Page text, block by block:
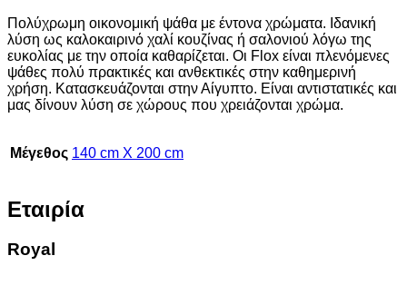
Πολύχρωμη οικονομική ψάθα με έντονα χρώματα. Ιδανική
λύση ως καλοκαιρινό χαλί κουζίνας ή σαλονιού λόγω της
ευκολίας με την οποία καθαρίζεται. Οι Flox είναι πλενόμενες
ψάθες πολύ πρακτικές και ανθεκτικές στην καθημερινή
χρήση. Κατασκευάζονται στην Αίγυπτο. Είναι αντιστατικές και
μας δίνουν λύση σε χώρους που χρειάζονται χρώμα.
Μέγεθος 140 cm X 200 cm
Εταιρία
Royal